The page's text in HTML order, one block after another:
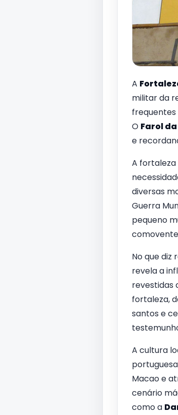
A
militar da
frequentes
O Farol
e
A
diversas
Guerra
pequeno
No que diz
revela a
revestidas
fortaleza,
santos e
A cultura
Macao e
cenário
como a